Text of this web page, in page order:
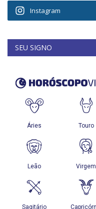
Instagram
SEU SIGNO